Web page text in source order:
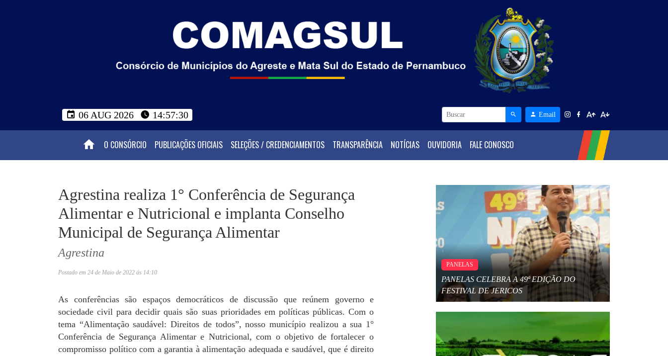
06 AUG 2026 14:57:31 Email
O CONSÓRCIO PUBLICAÇÕES OFICIAIS SELEÇÕES / CREDENCIAMENTOS TRANSPARÊNCIA NOTÍCIAS OUVIDORIA FALE CONOSCO
Agrestina realiza 1° Conferência de Segurança
Alimentar e Nutricional e implanta Conselho
Municipal de Segurança Alimentar
Agrestina
Postado em 24 de Maio de 2022 ás 14:10
As conferências são espaços democráticos de discussão que reúnem governo e
sociedade civil para decidir quais são suas prioridades em políticas públicas. Com o
tema “Alimentação saudável: Direitos de todos”, nosso município realizou a sua 1°
Conferência de Segurança Alimentar e Nutricional, com o objetivo de fortalecer o
compromisso político com a garantia à alimentação adequada e saudável, que é direito
PANELAS
PANELAS CELEBRA A 49ª EDIÇÃO DO
FESTIVAL DE JERICOS